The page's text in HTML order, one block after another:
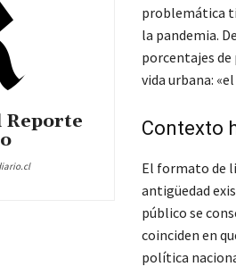
Reporte
problemática
la pandemia.
porcentajes
vida urbana:
Contexto
El formato de
antigüedad
público se
coinciden en
política